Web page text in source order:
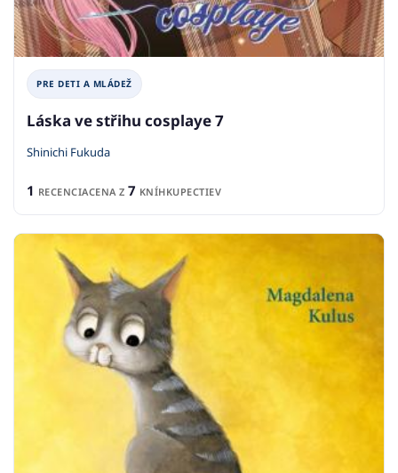
PRE DETI A MLÁDEŽ
Láska ve střihu cosplaye 7
Shinichi Fukuda
1 RECENCIACENA Z 7 KNÍHKUPECTIEV